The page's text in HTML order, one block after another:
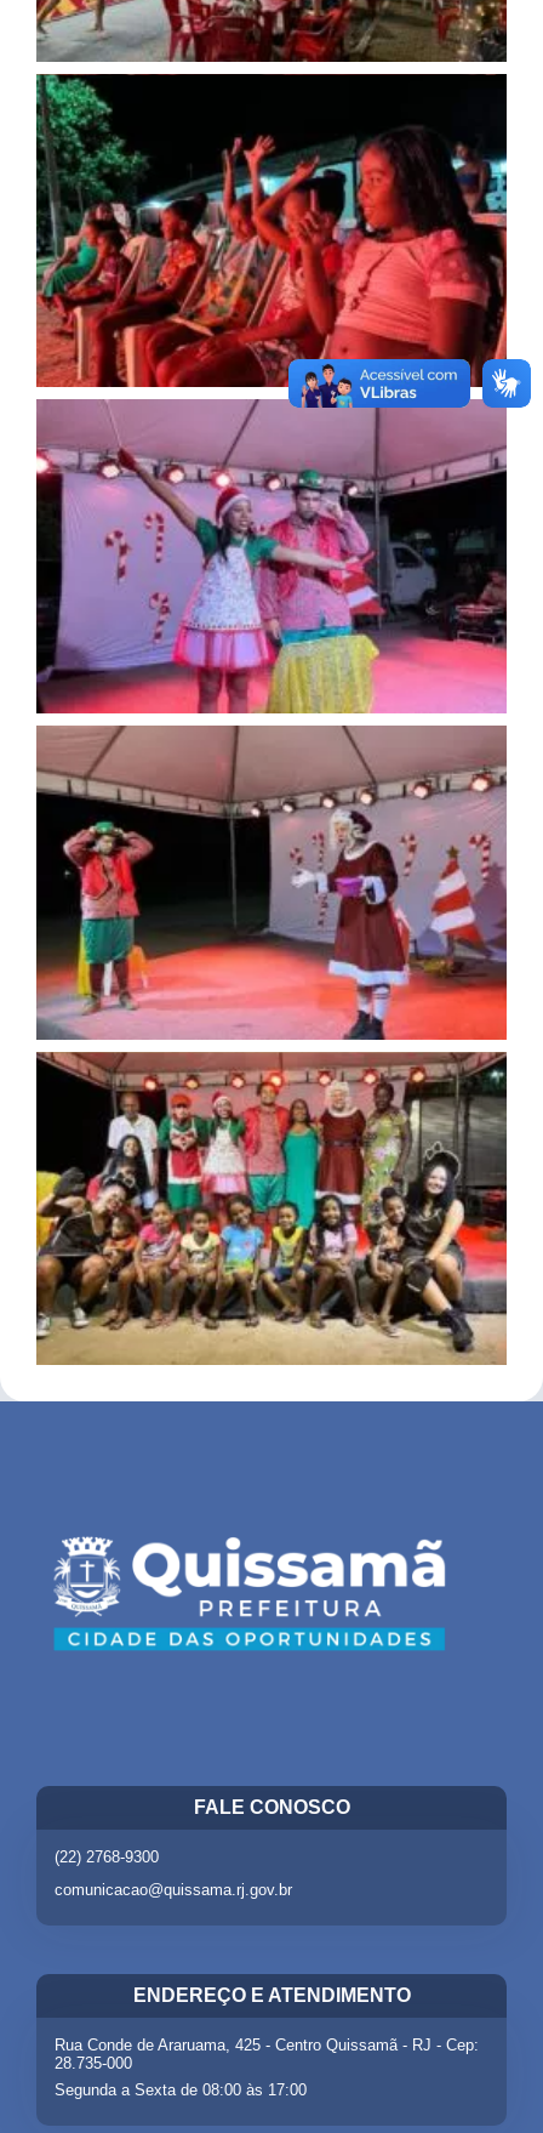
FALE CONOSCO
(22) 2768-9300
comunicacao@quissama.rj.gov.br
ENDEREÇO E ATENDIMENTO
Rua Conde de Araruama, 425 - Centro Quissamã - RJ - Cep:
28.735-000
Segunda a Sexta de 08:00 às 17:00